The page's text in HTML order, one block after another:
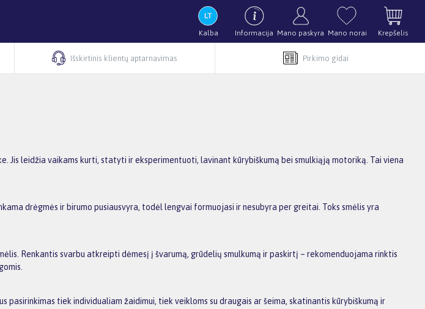
Kalba Informacija Mano paskyra Mano norai Krepšelis
Išskirtinis klientų aptarnavimas Pirkimo gidai
Jis leidžia vaikams kurti, statyti ir eksperimentuoti, lavinant kūrybiškumą bei smulkiąją motoriką. Tai viena
drėgmės ir birumo pusiausvyra, todėl lengvai formuojasi ir nesubyra per greitai. Toks smėlis yra
Renkantis svarbu atkreipti dėmesį į švarumą, grūdelių smulkumą ir paskirtį – rekomenduojama rinktis
tiek individualiam žaidimui, tiek veikloms su draugais ar šeima, skatinantis kūrybiškumą ir